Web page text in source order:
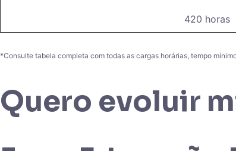
420 horas
*Consulte tabela completa com todas as cargas horárias, tempo
Quero evoluir